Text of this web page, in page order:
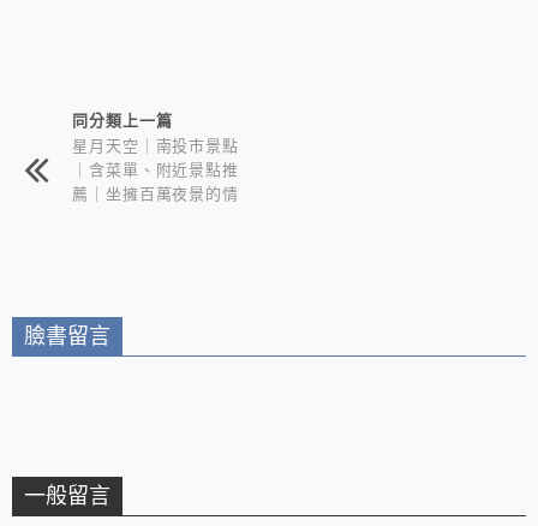
相連文章同分類上一篇
星月天空｜南投市景點
｜含菜單、附近景點推
薦｜坐擁百萬夜景的情
臉書留言
一般留言